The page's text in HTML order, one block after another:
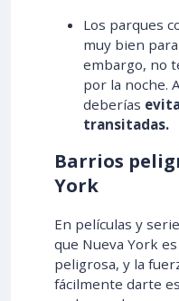
Los parques
muy bien
embargo, no
por la noche.
deberías
transitadas.
Barrios
York
En películas y
que Nueva York
peligrosa, y la
fácilmente darte